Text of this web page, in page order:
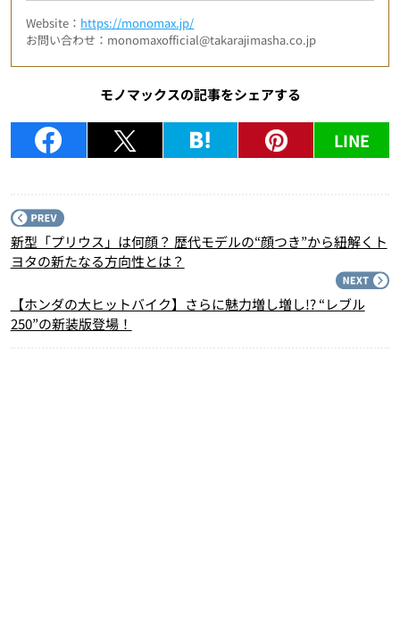
Website： https://monomax.jp/
お問い合わせ：monomaxofficial@takarajimasha.co.jp
モノマックスの記事をシェアする
LINE
新型「プリウス」は何顔？ 歴代モデルの“顔つき”から紐解くト
ヨタの新たなる方向性とは？
【ホンダの大ヒットバイク】さらに魅力増し増し!? “レブル
250”の新装版登場！